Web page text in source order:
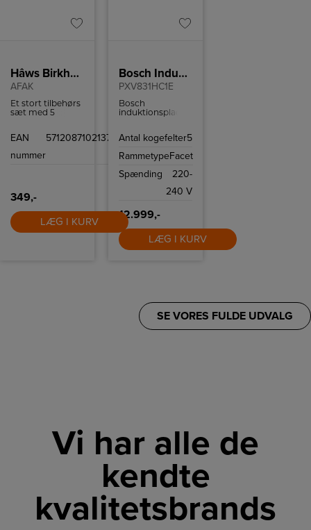
Hâws Birkholm Airfryer Tilbehørssæt
AFAK
Et stort tilbehørs
sæt med 5
airfryeren.
EAN
nummer
5712087102137
349,-
LÆG I KURV
Bosch Induktionskogeplade
PXV831HC1E
Bosch
induktionsplade
Home Connect.
Antal kogefelter5
RammetypeFacet
Spænding
220-
240 V
12.999,-
LÆG I KURV
SE VORES FULDE UDVALG
Vi har alle de
kendte
kvalitetsbrands